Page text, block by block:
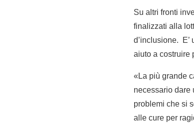
Su altri fronti
finalizzati alla
d’inclusione.
aiuto a costruire
«La più grande
necessario dare
problemi che si
alle cure per